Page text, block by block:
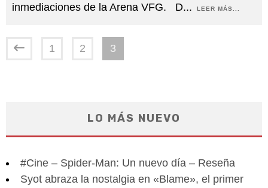
inmediaciones de la Arena VFG. D... LEER MÁS...
1 2 3
LO MÁS NUEVO
#Cine – Spider-Man: Un nuevo día – Reseña
Syot abraza la nostalgia en «Blame», el primer